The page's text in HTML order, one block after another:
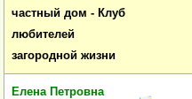
частный дом - Клуб
любителей
загородной жизни
Елена Петровна